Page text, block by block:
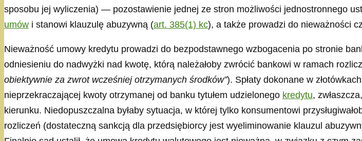
sposobu jej wyliczenia) — pozostawienie jednej ze stron możliwości jednostronnego
umów i stanowi klauzulę abuzywną (art. 385(1) kc), a także prowadzi do nieważności
Nieważność umowy kredytu prowadzi do bezpodstawnego wzbogacenia po stronie
odniesieniu do nadwyżki nad kwotę, którą należałoby zwrócić bankowi w ramach
obiektywnie za zwrot wcześniej otrzymanych środków”). Spłaty dokonane w
nieprzekraczającej kwoty otrzymanej od banku tytułem udzielonego kredytu,
kierunku. Niedopuszczalna byłaby sytuacja, w której tylko konsumentowi
rozliczeń (dostateczną sankcją dla przedsiębiorcy jest wyeliminowanie klauzul